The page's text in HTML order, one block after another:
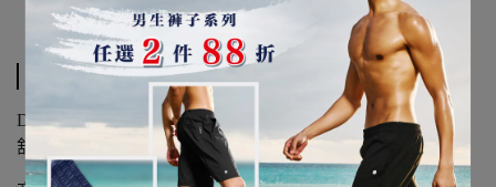
規格說明
DURABLE SERIES
舒適休閒 日常美形